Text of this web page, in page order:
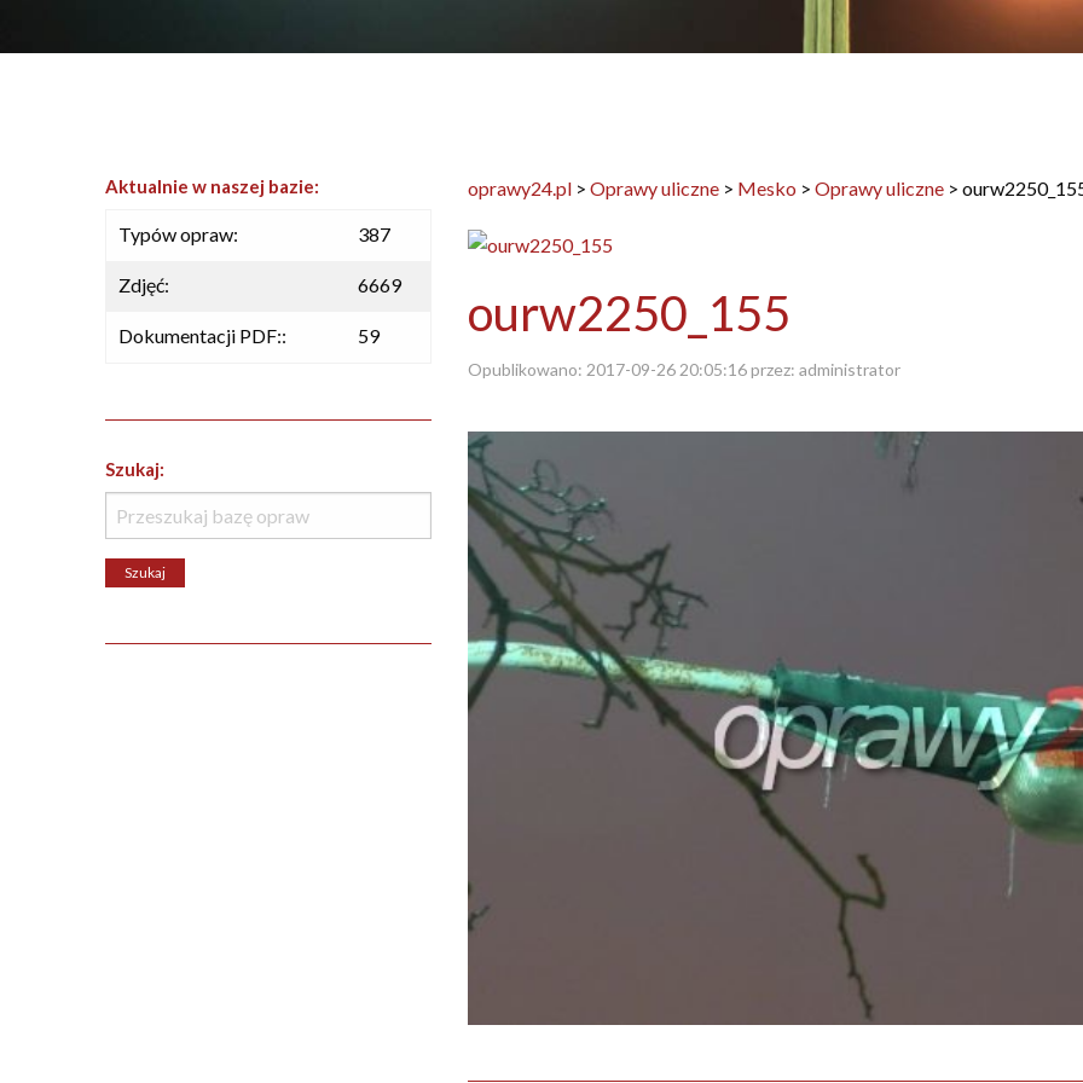
oprawy24.pl > Oprawy uliczne > Mesko > Oprawy uliczne >
ourw2250_155
Opublikowano: 2017-09-26 20:05:16przez: administrator
Aktualnie w naszej bazie:
Typów opraw: 387
Zdjęć: 6669
Dokumentacji PDF:: 59
Szukaj: